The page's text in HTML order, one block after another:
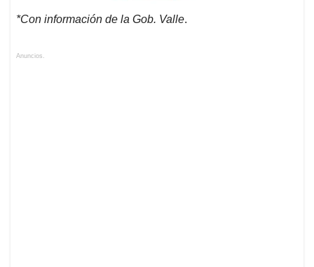
*Con información de la Gob. Valle.
Anuncios.